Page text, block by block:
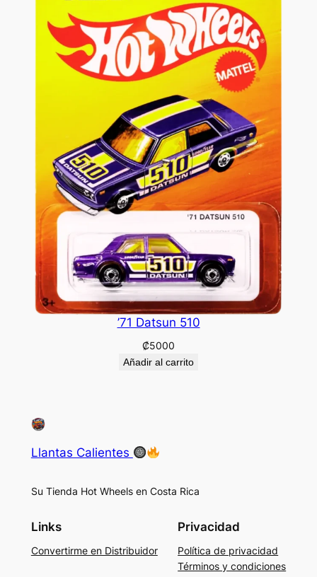
’71 Datsun 510
₡5000
Añadir al carrito
Llantas Calientes
Su Tienda Hot Wheels en Costa Rica
Links
Convertirme en Distribuidor
Privacidad
Política de privacidad
Términos y condiciones